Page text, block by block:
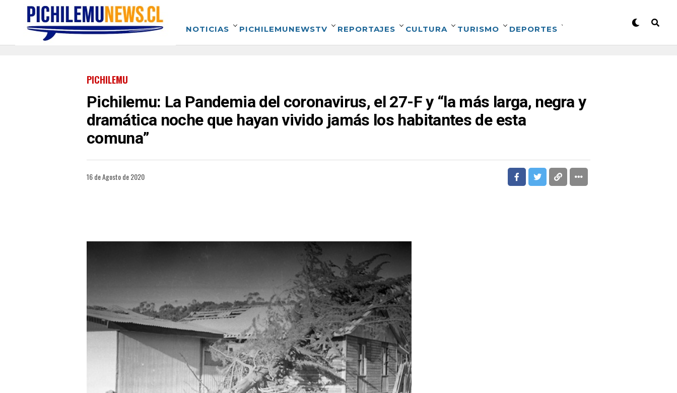
NOTICIAS PICHILEMUNEWSTV REPORTAJES CULTURA TURISMO DEPORTES
PICHILEMU
Pichilemu: La Pandemia del coronavirus, el 27-F y “la más larga, negra y
dramática noche que hayan vivido jamás los habitantes de esta
comuna”
16 de Agosto de 2020